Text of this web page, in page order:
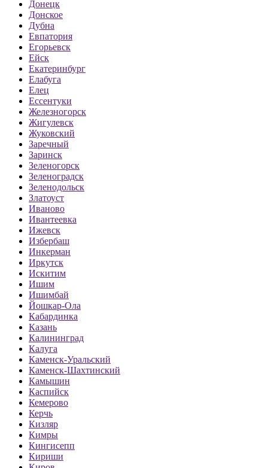
Донецк
Донское
Дубна
Евпатория
Егорьевск
Ейск
Екатеринбург
Елабуга
Елец
Ессентуки
Железногорск
Жигулевск
Жуковский
Заречный
Заринск
Зеленогорск
Зеленоградск
Зеленодольск
Златоуст
Иваново
Ивантеевка
Ижевск
Избербаш
Инкерман
Иркутск
Искитим
Ишим
Ишимбай
Йошкар-Ола
Кабардинка
Казань
Калининград
Калуга
Каменск-Уральский
Каменск-Шахтинский
Камышин
Каспийск
Кемерово
Керчь
Кизляр
Кимры
Кингисепп
Кириши